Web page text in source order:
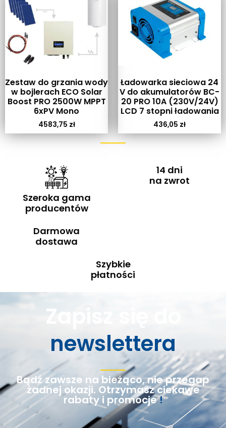
Zestaw do grzania wody
w bojlerach ECO Solar
Boost PRO 2500W MPPT
6xPV Mono
4583,75 zł
Ładowarka sieciowa 24
V do akumulatorów BC-
20 PRO 10A (230V/24V)
LCD 7 stopni ładowania
436,05 zł
Szeroka gama
producentów
14 dni
na zwrot
Darmowa
dostawa
Szybkie
płatności
Zapisz się do
newslettera
Bądź zawsze na bieżąco, nie przegap
żadnej okazji. Otrzymasz ciekawe
rabaty i promocje!